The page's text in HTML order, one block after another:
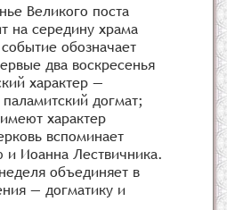
Великого поста
на середину храма
обозначает
два воскресенья
характер —
догмат;
характер
вспоминает
Иоанна Лествичника.
объединяет в
— догматику и